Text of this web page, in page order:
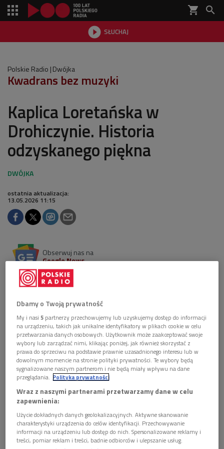
shopping_cart 
 SŁUCHAJ

Polskie Radio Dwójka
Kwadrans bez muzyki
Kaplica Loretańska w
Drohiczynie. Historia
odzyskanego piękna
ostatnia aktualizacja:
13.05.2026 11:15
Obserwuj nas na
Google News
W "Kwadransie bez muzyki" przenieśliśmy się do
Drohiczyna, gdzie w grudniu ubiegłego roku, po
latach zbierania pieniędzy i żmudnego odnawiania,
zabiło duchowe serce. W kościele pofranciszkańskim
pw. Wniebowzięcia NMP po 193 latach zalśnił pełen
blask Kaplicy Loretańskiej.
Dbamy o Twoją prywatność
My i nasi5 partnerzy przechowujemy lub uzyskujemy dostęp do informacji
na urządzeniu, takich jak unikalne identyfikatory w plikach cookie w celu
przetwarzania danych osobowych. Użytkownik może zaakceptować swoje
wybory lub zarządzać nimi, klikając poniżej, jak również skorzystać z
prawa do sprzeciwu na podstawie prawnie uzasadnionego interesu lub w
dowolnym momencie na stronie polityki prywatności. Te wybory będą
sygnalizowane naszym partnerom i nie będą miały wpływu na dane
przeglądania. Polityka prywatności
Wraz z naszymi partnerami przetwarzamy dane w celu
zapewnienia:
Użycie dokładnych danych geolokalizacyjnych. Aktywne skanowanie
charakterystyki urządzenia do celów identyfikacji. Przechowywanie
informacji na urządzeniu lub dostęp do nich. Spersonalizowane reklamy i
treści, pomiar reklam i treści, badnie odbiorców i ulepszanie usług.